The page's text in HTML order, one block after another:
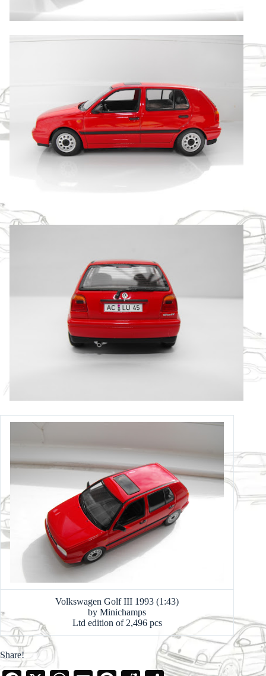
Volkswagen Golf III 1993 (1:43)
by Minichamps
Ltd edition of 2,496 pcs
Share!